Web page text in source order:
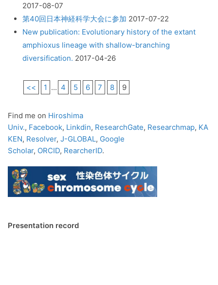
2017-08-07
第40回日本神経科学大会に参加 2017-07-22
New publication: Evolutionary history of the extant
amphioxus lineage with shallow-branching
diversification. 2017-04-26
<< 1 ... 4 5 6 7 8 9
Find me on Hiroshima
Univ., Facebook, Linkdin, ResearchGate, Researchmap, KA
KEN, Resolver, J-GLOBAL, Google
Scholar, ORCID, RearcherID.
Presentation record